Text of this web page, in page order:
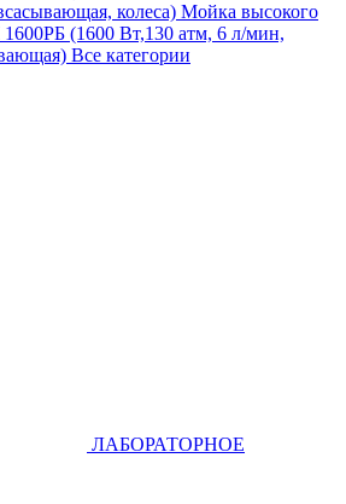
колеса) Мойка высокого
(1600 Вт,130 атм, 6 л/мин,
Все категории
ЛАБОРАТОРНОЕ